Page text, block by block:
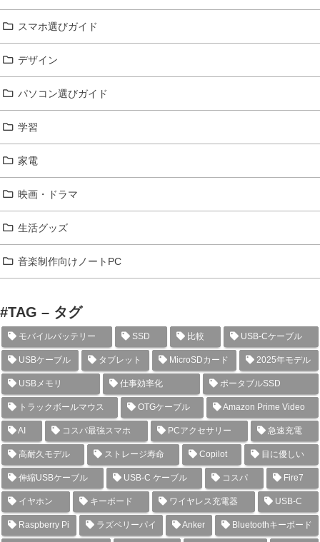
スマホ選びガイド
デザイン
パソコン選びガイド
学習
家電
映画・ドラマ
生活グッズ
音楽制作向けノートPC
#TAG – タグ
モバイルバッテリー SSD 比較 USB-Cケーブル
USBケーブル タブレット MicroSDカード 2025年モデル
USBメモリ 仕事効率化 ポータブルSSD
トラックボールマウス OTGケーブル Amazon Prime Video
AI コスパ最強スマホ PCアクセサリー 急速充電
高耐久モデル ストレージ寿命 Copilot 目に優しい
伸縮USBケーブル USB-C ケーブル コスパ Fire7
イヤホン キーボード ワイヤレス充電器 USB-C
Raspberry Pi ラズベリーパイ Anker Bluetoothキーボード